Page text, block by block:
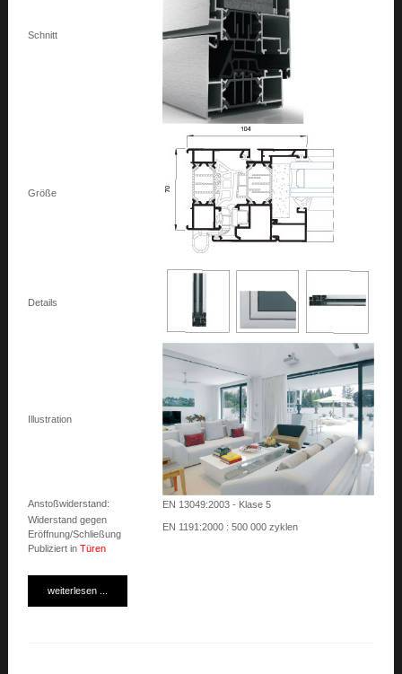
Schnitt
Größe
Details
Illustration
Anstoßwiderstand:
EN 13049:2003 - Klase 5
Widerstand gegen
Eröffnung/Schließung
EN 1191:2000 : 500 000 zyklen
Publiziert in Türen
weiterlesen ...